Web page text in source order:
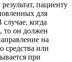
пациенту
для
когда
то он должен
на
средства или
при